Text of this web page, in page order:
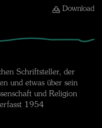
Download
Schriftsteller, der
und etwas über sein
und Religion
1954